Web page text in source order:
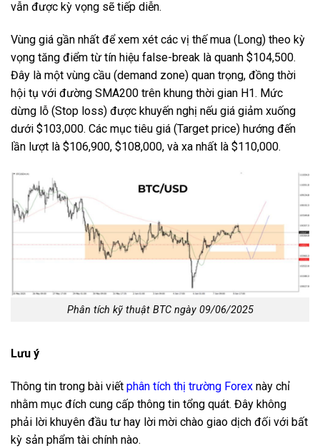
vẫn được kỳ vọng sẽ tiếp diễn.
Vùng giá gần nhất để xem xét các vị thế mua (Long) theo kỳ
vọng tăng điểm từ tín hiệu false-break là quanh $104,500.
Đây là một vùng cầu (demand zone) quan trọng, đồng thời
hội tụ với đường SMA200 trên khung thời gian H1. Mức
dừng lỗ (Stop loss) được khuyến nghị nếu giá giảm xuống
dưới $103,000. Các mục tiêu giá (Target price) hướng đến
lần lượt là $106,900, $108,000, và xa nhất là $110,000.
Phân tích kỹ thuật BTC ngày 09/06/2025
Lưu ý
Thông tin trong bài viết phân tích thị trường Forex này chỉ
nhằm mục đích cung cấp thông tin tổng quát. Đây không
phải lời khuyên đầu tư hay lời mời chào giao dịch đối với bất
kỳ sản phẩm tài chính nào.